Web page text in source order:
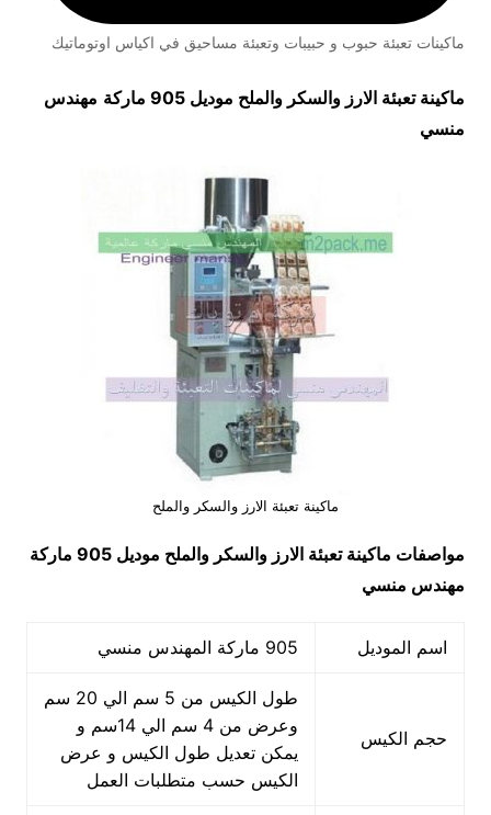
ماكينات تعبئة حبوب و حبيبات وتعبئة مساحيق في اكياس اوتوماتيك
ماكينة تعبئة الارز والسكر والملح موديل 905 ماركة
مهندس
منسي
ماكينة تعبئة الارز والسكر والملح
مواصفات ماكينة تعبئة الارز والسكر والملح
موديل 905 ماركة
مهندس منسي
اسم الموديل 905 ماركة المهندس منسي
حجم الكيس
طول الكيس من 5 سم الي 20 سم
وعرض من 4 سم الي 14سم و
يمكن تعديل طول الكيس و عرض
الكيس حسب متطلبات العمل